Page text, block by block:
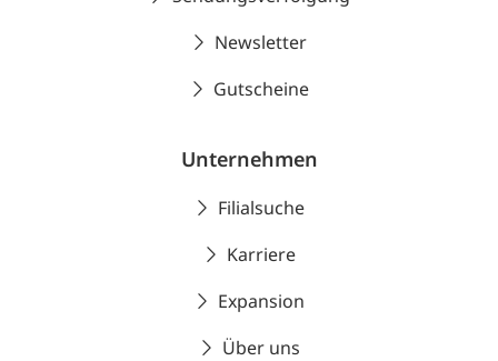
Newsletter
Gutscheine
Unternehmen
Filialsuche
Karriere
Expansion
Über uns